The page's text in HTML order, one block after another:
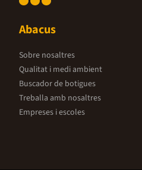
Abacus
Sobre nosaltres
Qualitat i medi ambient
Buscador de botigues
Treballa amb nosaltres
Empreses i escoles